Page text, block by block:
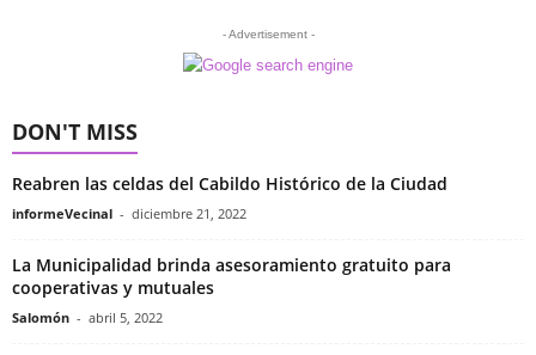
- Advertisement -
DON'T MISS
Reabren las celdas del Cabildo Histórico de la Ciudad
informeVecinal - diciembre 21, 2022
La Municipalidad brinda asesoramiento gratuito para
cooperativas y mutuales
Salomón - abril 5, 2022